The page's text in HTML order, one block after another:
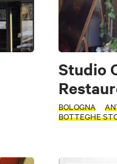
Studio
BOLOGNA
BOTTEGHE
Borghi Cinema e teatri